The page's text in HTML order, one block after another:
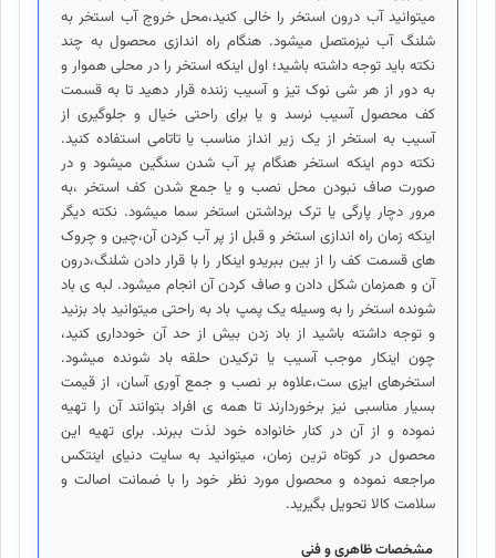
میتوانید آب درون استخر را خالی کنید،محل خروج آب استخر به
شلنگ آب نیزمتصل میشود. هنگام راه اندازی محصول به چند
نکته باید توجه داشته باشید؛ اول اینکه استخر را در محلی هموار و
به دور از هر شی نوک تیز و آسیب زننده قرار دهید تا به قسمت
کف محصول آسیب نرسد و یا برای راحتی خیال و جلوگیری از
آسیب به استخر از یک زیر انداز مناسب یا تاتامی استفاده کنید.
نکته دوم اینکه استخر هنگام پر آب شدن سنگین میشود و در
صورت صاف نبودن محل نصب و یا جمع شدن کف استخر ،به
مرور دچار پارگی یا ترک برداشتن استخر سما میشود. نکته دیگر
اینکه زمان راه اندازی استخر و قبل از پر آب کردن آن،چین و چروک
های قسمت کف را از بین ببریدو اینکار را با قرار دادن شلنگ،درون
آن و همزمان شکل دادن و صاف کردن آن انجام میشود. لبه ی باد
شونده استخر را به وسیله یک پمپ باد به راحتی میتوانید باد بزنید
و توجه داشته باشید از باد زدن بیش از حد آن خودداری کنید،
چون اینکار موجب آسیب یا ترکیدن حلقه باد شونده میشود.
استخرهای ایزی ست،علاوه بر نصب و جمع آوری آسان، از قیمت
بسیار مناسبی نیز برخوردارند تا همه ی افراد بتوانند آن را تهیه
نموده و از آن در کنار خانواده خود لذت ببرند. برای تهیه این
محصول در کوتاه ترین زمان، میتوانید به سایت دنیای اینتکس
مراجعه نموده و محصول مورد نظر خود را با ضمانت اصالت و
سلامت کالا تحویل بگیرید.
مشخصات ظاهری و فنی